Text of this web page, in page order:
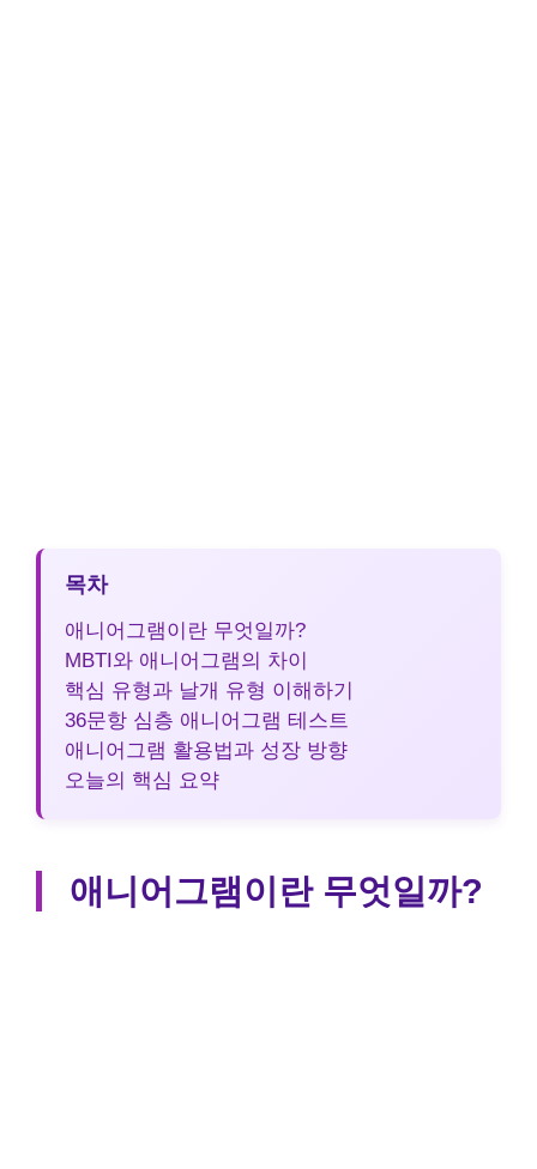
목차
애니어그램이란 무엇일까?
MBTI와 애니어그램의 차이
핵심 유형과 날개 유형 이해하기
36문항 심층 애니어그램 테스트
애니어그램 활용법과 성장 방향
오늘의 핵심 요약
애니어그램이란 무엇일까?